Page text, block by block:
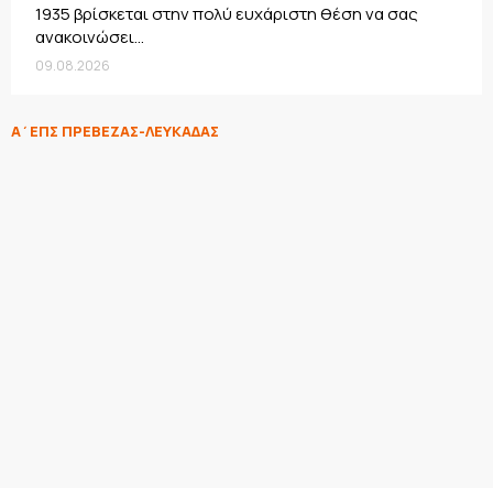
1935 βρίσκεται στην πολύ ευχάριστη θέση να σας
ανακοινώσει...
09.08.2026
Α΄ΕΠΣ ΠΡΕΒΕΖΑΣ-ΛΕΥΚΑΔΑΣ